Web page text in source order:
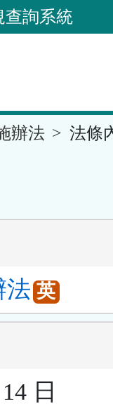
查詢系統
辦法 法條
法 英
日